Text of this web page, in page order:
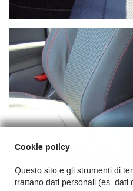
Cookie policy
Questo sito e gli strumenti di
trattano dati personali (es. dati